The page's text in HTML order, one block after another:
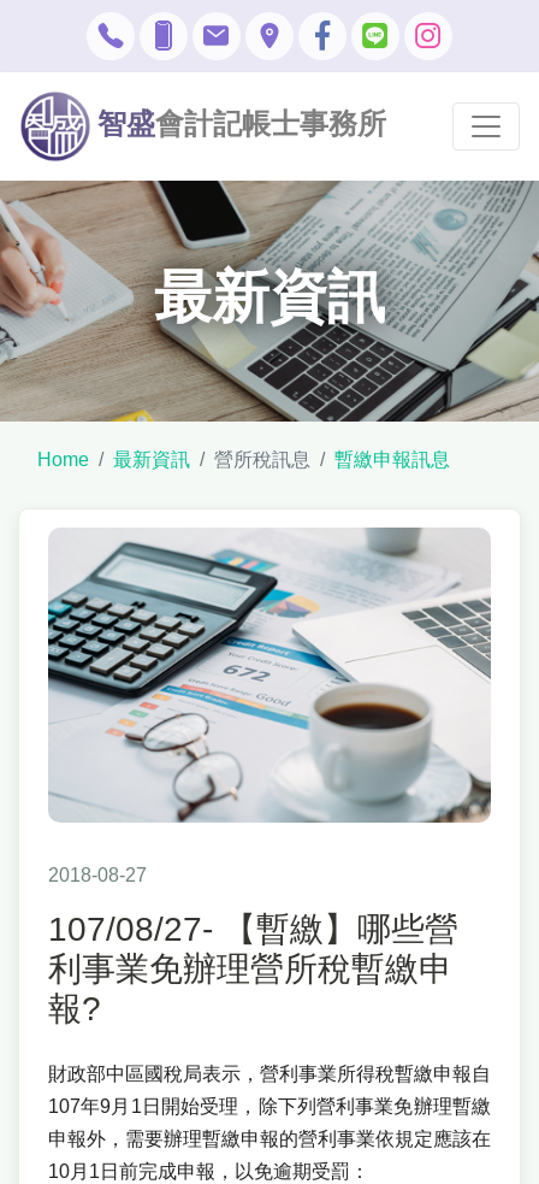
智盛會計記帳士事務所
最新資訊
Home 最新資訊 營所稅訊息 暫繳申報訊息
2018-08-27
107/08/27- 【暫繳】哪些營
利事業免辦理營所稅暫繳申
報?
財政部中區國稅局表示，營利事業所得稅暫繳申報自
107年9月1日開始受理，除下列營利事業免辦理暫繳
申報外，需要辦理暫繳申報的營利事業依規定應該在
10月1日前完成申報，以免逾期受罰：